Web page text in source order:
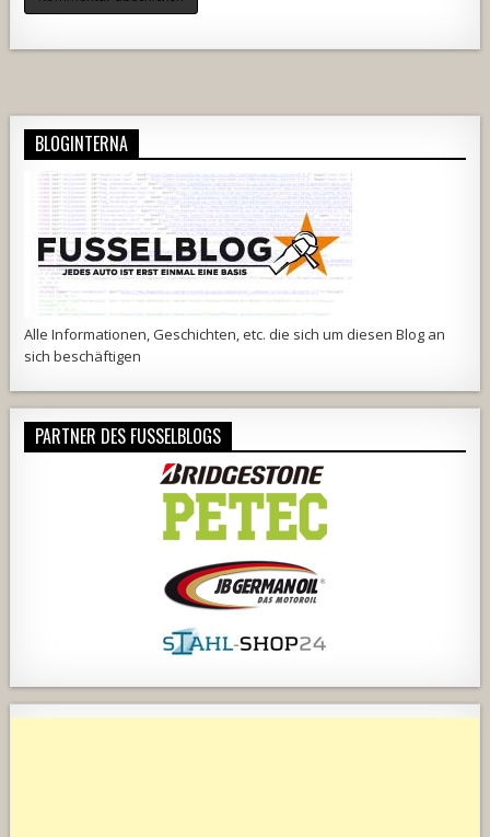
BLOGINTERNA
Alle Informationen, Geschichten, etc. die sich um diesen Blog an
sich beschäftigen
PARTNER DES FUSSELBLOGS